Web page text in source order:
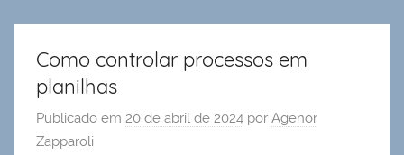
Como controlar processos em
planilhas
Publicado em 20 de abril de 2024 por Agenor
Zapparoli